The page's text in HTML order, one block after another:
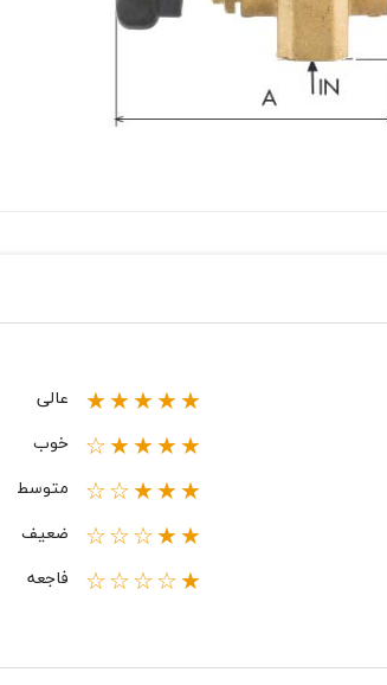
★★★★★ عالی
★★★★☆ خوب
★★★☆☆ متوسط
★★☆☆☆ ضعیف
★☆☆☆☆ فاجعه